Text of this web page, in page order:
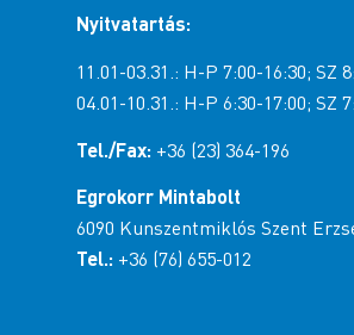
Nyitvatartás:
11.01-03.31.: H-P 7:00-16:30; SZ
04.01-10.31.: H-P 6:30-17:00; SZ
Tel./Fax: +36 (23) 364-196
Egrokorr Mintabolt
6090 Kunszentmiklós Szent
Tel.: +36 (76) 655-012